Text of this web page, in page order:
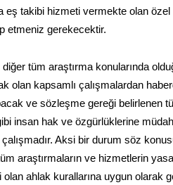
eş takibi hizmeti vermekte olan
etmeniz gerekecektir.
tüm araştırma konularında
olan kapsamlı çalışmalardan
ve sözleşme gereği belirlenen
insan hak ve özgürlüklerine
Aksi bir durum söz
araştırmaların ve hizmetlerin
ahlak kurallarına uygun